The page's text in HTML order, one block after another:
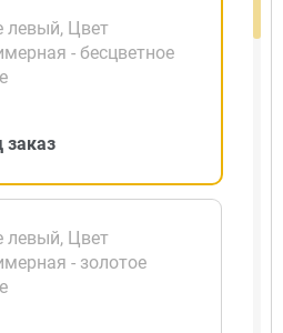
левый, Цвет
- бесцветное
заказ
левый, Цвет
- золотое